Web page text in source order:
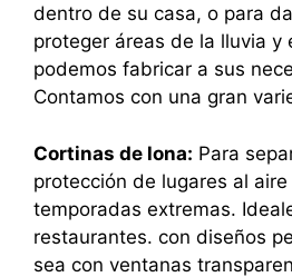
dentro de su casa, o para
proteger áreas de la lluvia y
podemos fabricar a sus
Contamos con una gran
Cortinas de lona: Para
protección de lugares al
temporadas extremas.
restaurantes. con diseños
sea con ventanas